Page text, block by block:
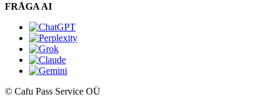
FRÅGA AI
© Cafu Pass Service OÜ